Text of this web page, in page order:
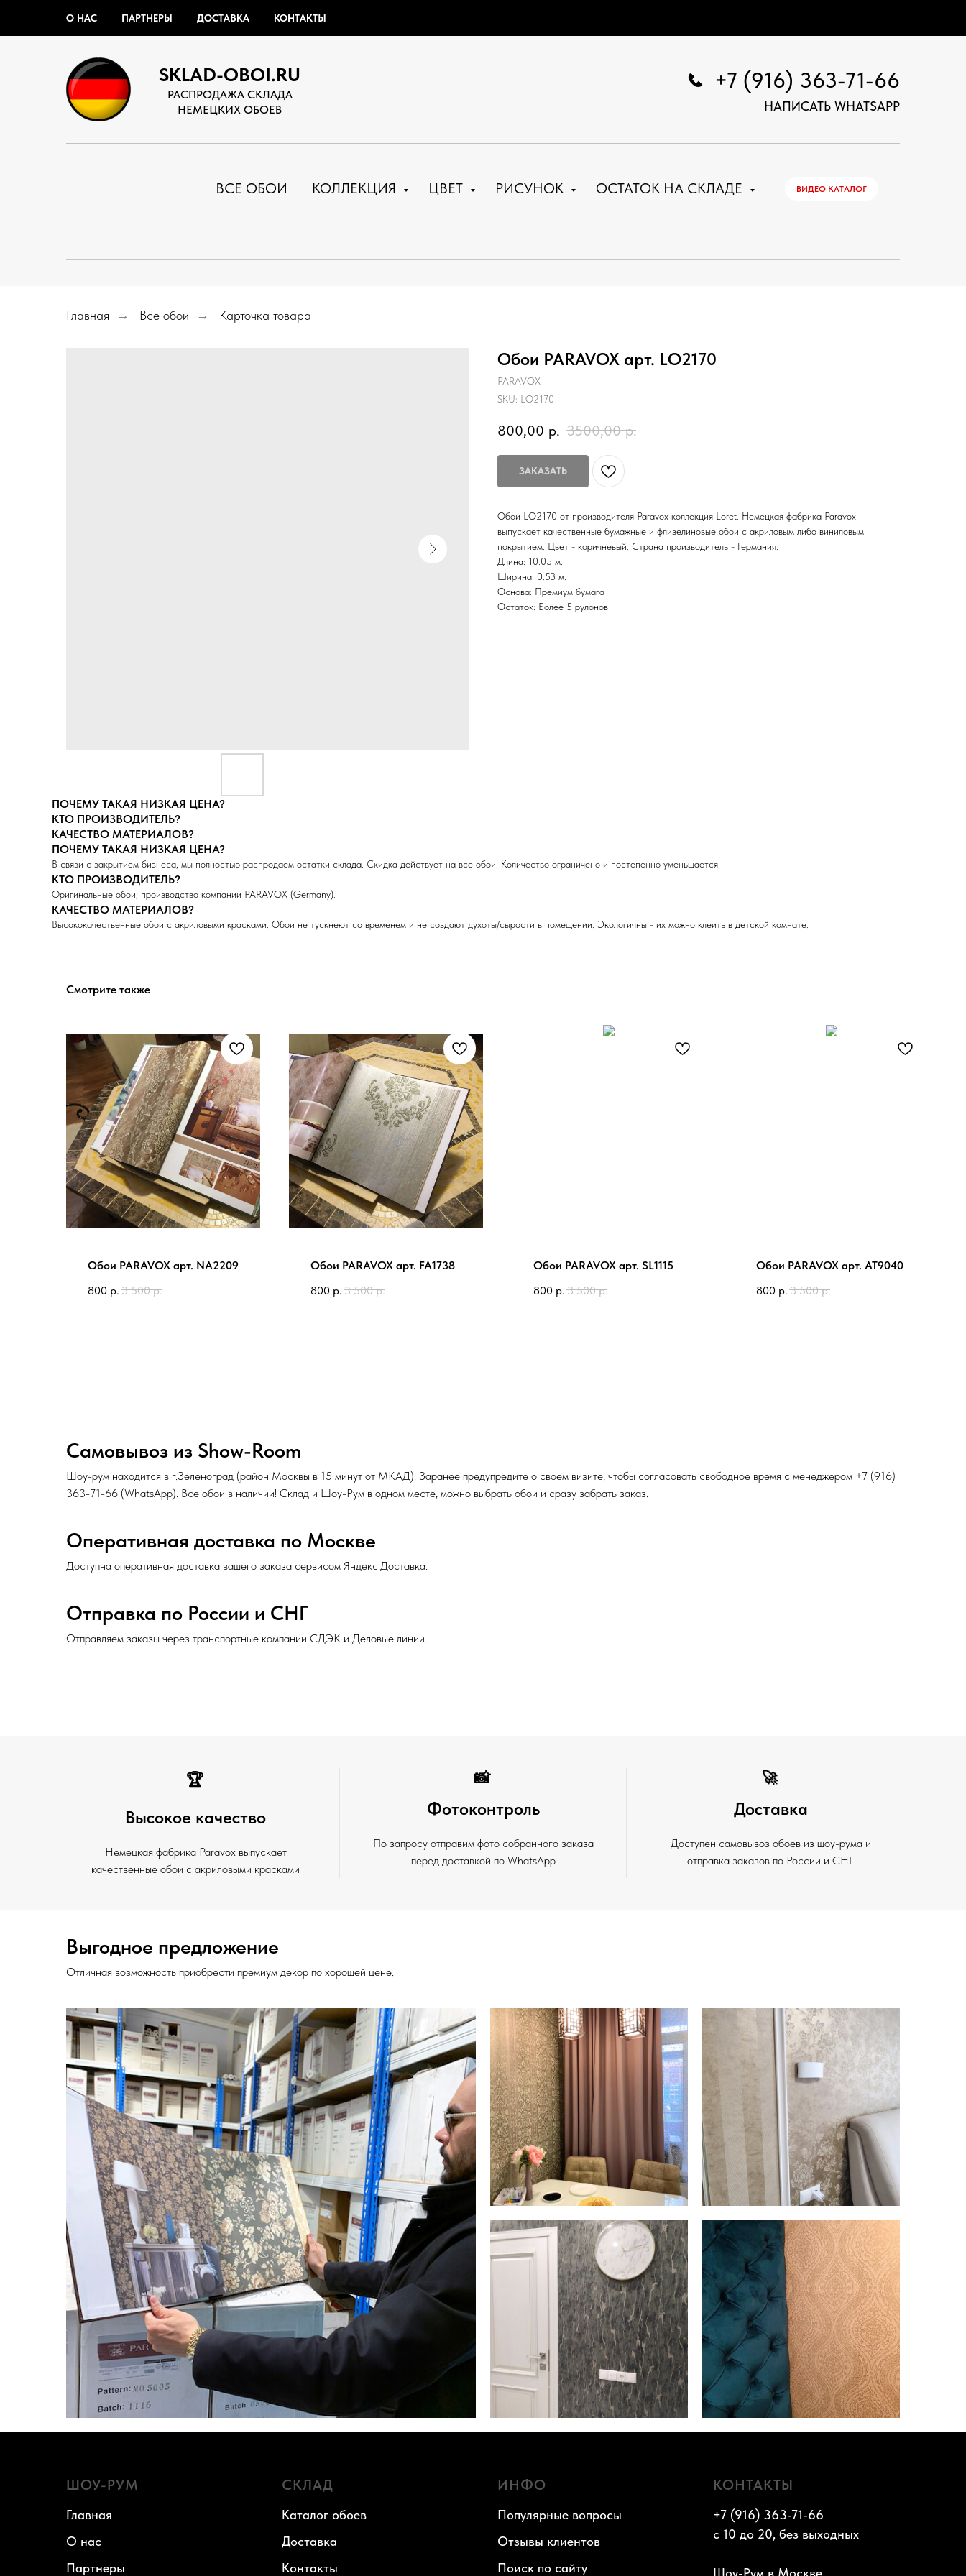
О НАС ПАРТНЕРЫ ДОСТАВКА КОНТАКТЫ
SKLAD-OBOI.RU
РАСПРОДАЖА СКЛАДА
НЕМЕЦКИХ ОБОЕВ
+7 (916) 363-71-66
НАПИСАТЬ WHATSAPP
ВСЕ ОБОИ КОЛЛЕКЦИЯ ЦВЕТ РИСУНОК ОСТАТОК НА СКЛАДЕ ВИДЕО КАТАЛОГ
Главная → Все обои → Карточка товара
Обои PARAVOX арт. LO2170
PARAVOX
SKU: LO2170
800,00 р. 3500,00 р.
ЗАКАЗАТЬ
Обои LO2170 от производителя Paravox коллекция Loret. Немецкая фабрика Paravox
выпускает качественные бумажные и флизелиновые обои с акриловым либо виниловым
покрытием. Цвет - коричневый. Страна производитель - Германия.
Длина: 10.05 м.
Ширина: 0.53 м.
Основа: Премиум бумага
Остаток: Более 5 рулонов
ПОЧЕМУ ТАКАЯ НИЗКАЯ ЦЕНА?
КТО ПРОИЗВОДИТЕЛЬ?
КАЧЕСТВО МАТЕРИАЛОВ?
ПОЧЕМУ ТАКАЯ НИЗКАЯ ЦЕНА?
В связи с закрытием бизнеса, мы полностью распродаем остатки склада. Скидка действует на все обои. Количество ограничено и постепенно уменьшается.
КТО ПРОИЗВОДИТЕЛЬ?
Оригинальные обои, производство компании PARAVOX (Germany).
КАЧЕСТВО МАТЕРИАЛОВ?
Высококачественные обои с акриловыми красками. Обои не тускнеют со временем и не создают духоты/сырости в помещении. Экологичны - их можно клеить в детской комнате.
Смотрите также
Обои PARAVOX арт. NA2209
800 р. 3 500 р.
Обои PARAVOX арт. FA1738
800 р. 3 500 р.
Обои PARAVOX арт. SL1115
800 р. 3 500 р.
Обои PARAVOX арт. AT9040
800 р. 3 500 р.
Самовывоз из Show-Room
Шоу-рум находится в г.Зеленоград (район Москвы в 15 минут от МКАД). Заранее предупредите о своем визите, чтобы согласовать свободное время с менеджером +7 (916)
363-71-66 (WhatsApp). Все обои в наличии! Склад и Шоу-Рум в одном месте, можно выбрать обои и сразу забрать заказ.
Оперативная доставка по Москве
Доступна оперативная доставка вашего заказа сервисом Яндекс.Доставка.
Отправка по России и СНГ
Отправляем заказы через транспортные компании СДЭК и Деловые линии.
🏆
Высокое качество
Немецкая фабрика Paravox выпускает
качественные обои с акриловыми красками
📸
Фотоконтроль
По запросу отправим фото собранного заказа
перед доставкой по WhatsApp
🚀
Доставка
Доступен самовывоз обоев из шоу-рума и
отправка заказов по России и СНГ
Выгодное предложение
Отличная возможность приобрести премиум декор по хорошей цене.
ШОУ-РУМ
Главная
О нас
Партнеры
СКЛАД
Каталог обоев
Доставка
Контакты
ИНФО
Популярные вопросы
Отзывы клиентов
Поиск по сайту
КОНТАКТЫ
+7 (916) 363-71-66
с 10 до 20, без выходных
Шоу-Рум в Москве